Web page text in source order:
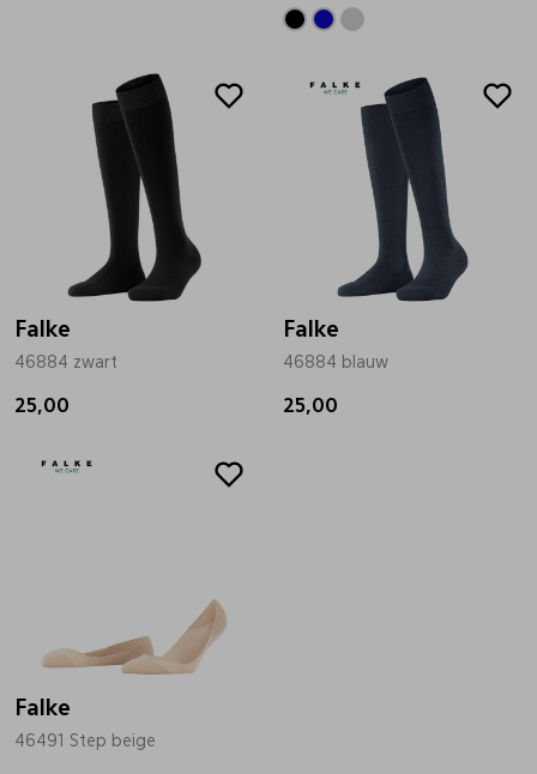
Falke
46884 zwart
25,00
Falke
46884 blauw
25,00
Falke
46491 Step beige